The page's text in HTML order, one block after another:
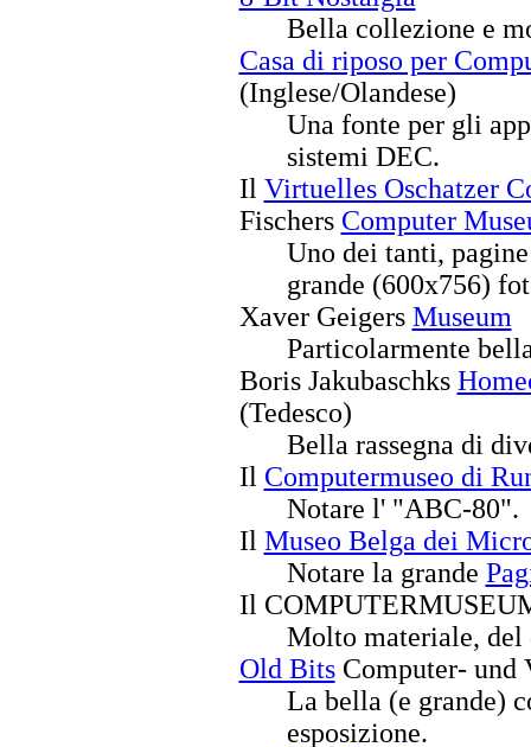
Bella collezione e
Casa di riposo per
(Inglese/Olandese)
Una fonte per gli
sistemi DEC.
Il Virtuelles Oschatzer
Fischers Computer
Uno dei tanti,
grande (600x756)
Xaver Geigers Museum
Particolarmente
Boris Jakubaschks
(Tedesco)
Bella rassegna di
Il Computermuseo di
Notare l' "ABC-80".
Il Museo Belga dei
Notare la grande
Il
Molto materiale, del
Old BitsComputer- und
La bella (e grande)
esposizione.